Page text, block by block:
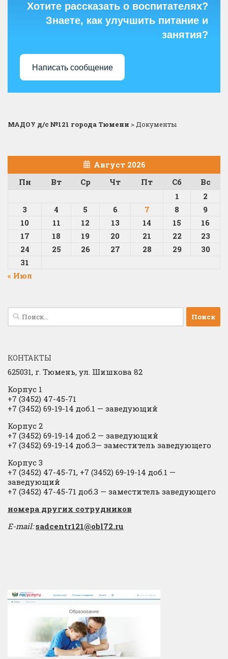
Хотите рассказать о воспитателях?
Знаете, как улучшить питание и
занятия?
Написать сообщение
МАДОУ д/с №121 города Тюмени >Документы
Август 2026
Пн
Вт Ср Чт Пт Сб
Вс
1
2
3
4 5 6 7 8
9
10
11 12 13 14 15
16
17
18 19 20 21 22
23
24
25 26 27 28 29
30
31
« Июл
Найти:
КОНТАКТЫ
625031, г. Тюмень, ул. Шишкова 82
Корпус 1
+7 (3452) 47-45-71
+7 (3452) 69-19-14 доб.1 — заведующий
Корпус 2
+7 (3452) 69-19-14 доб.2 — заведующий
+7 (3452) 69-19-14 доб.3— заместитель заведующего
Корпус 3
+7 (3452) 47-45-71, +7 (3452) 69-19-14 доб.1 —
заведующий
+7 (3452) 47-45-71 доб.3 — заместитель заведующего
​номера других сотрудников
E-mail: sadcentr121@obl72.ru